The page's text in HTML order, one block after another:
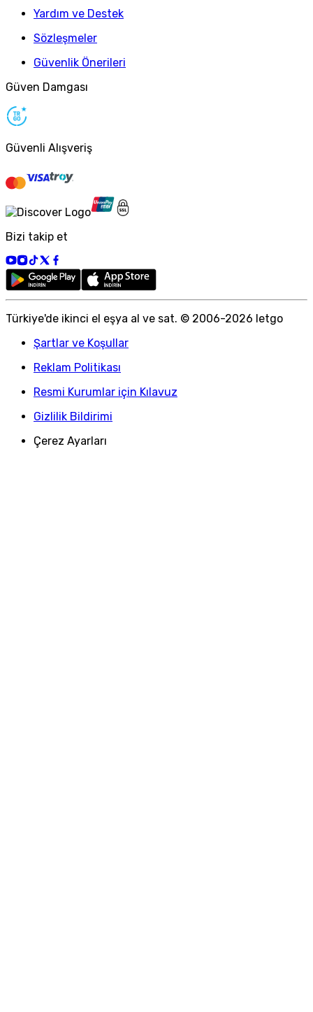
Yardım ve Destek
Sözleşmeler
Güvenlik Önerileri
Güven Damgası
Güvenli Alışveriş
Bizi takip et
Türkiye'de ikinci el eşya al ve sat. © 2006-2026 letgo
Şartlar ve Koşullar
Reklam Politikası
Resmi Kurumlar için Kılavuz
Gizlilik Bildirimi
Çerez Ayarları